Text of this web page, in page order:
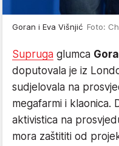
Goran i Eva Višnjić Foto:
Supruga glumca
doputovala je iz
sudjelovala na
megafarmi i klaonica.
aktivistica na
mora zaštititi od